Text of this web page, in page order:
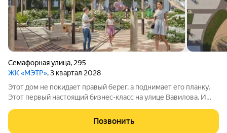
Семафорная улица, 295
ЖК «МЭТР», 3 квартал 2028
Этот дом не покидает правый берег, а поднимает его планку.
Этот первый настоящий бизнес-класс на улице Вавилова. И
панорамных окон. Обязывает
Позвонить